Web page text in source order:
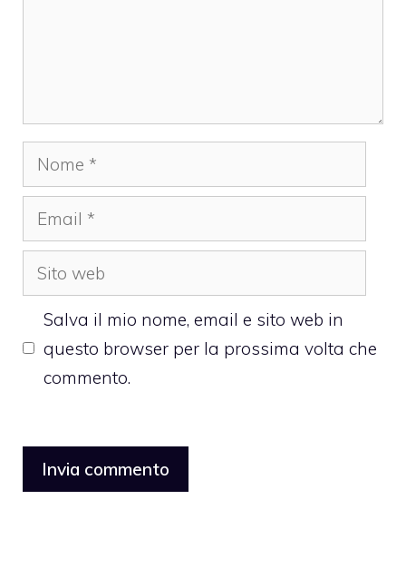
Nome
Email
Sito
web
Salva il mio nome, email e sito web in
questo browser per la prossima volta che
commento.